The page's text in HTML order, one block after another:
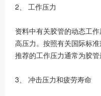
2、 工作压力
资料中有关胶管的动态工
高压力。按照有关国际标
推荐的工作压力通常为胶管
3、 冲击压力和疲劳寿命